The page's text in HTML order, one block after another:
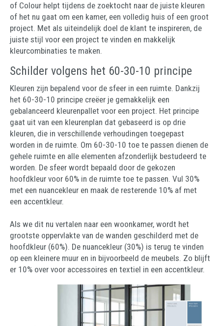
of Colour helpt tijdens de zoektocht naar de juiste kleuren
of het nu gaat om een kamer, een volledig huis of een groot
project. Met als uiteindelijk doel de klant te inspireren, de
juiste stijl voor een project te vinden en makkelijk
kleurcombinaties te maken.
Schilder volgens het 60-30-10 principe
Kleuren zijn bepalend voor de sfeer in een ruimte. Dankzij
het 60-30-10 principe creëer je gemakkelijk een
gebalanceerd kleurenpallet voor een project. Het principe
gaat uit van een kleurenplan dat gebaseerd is op drie
kleuren, die in verschillende verhoudingen toegepast
worden in de ruimte. Om 60-30-10 toe te passen dienen de
gehele ruimte en alle elementen afzonderlijk bestudeerd te
worden. De sfeer wordt bepaald door de gekozen
hoofdkleur voor 60% in de ruimte toe te passen. Vul 30%
met een nuancekleur en maak de resterende 10% af met
een accentkleur.
Als we dit nu vertalen naar een woonkamer, wordt het
grootste oppervlakte van de wanden geschilderd met de
hoofdkleur (60%). De nuancekleur (30%) is terug te vinden
op een kleinere muur en in bijvoorbeeld de meubels. Zo blijft
er 10% over voor accessoires en textiel in een accentkleur.